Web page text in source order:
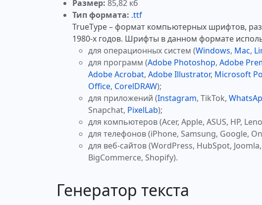
Размер: 85,82 кб
Тип формата: .ttf
TrueType – формат компьютерных шрифтов,
1980-х годов. Шрифты в данном формате
для операционных систем (Windows, Mac,
для программ (Adobe Photoshop, Adobe
Adobe Acrobat, Adobe Illustrator, Microsoft
Office, CorelDRAW);
для приложений (Instagram, TikTok,
Snapchat, PixelLab);
для компьютеров (Acer, Apple, ASUS, HP,
для телефонов (iPhone, Samsung, Google,
для веб-сайтов (WordPress, HubSpot,
BigCommerce, Shopify).
Генератор текста